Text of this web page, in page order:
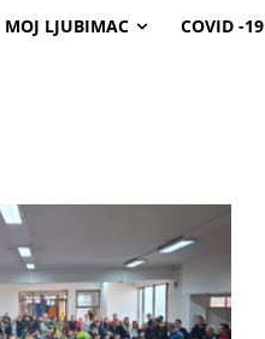
MOJ LJUBIMAC COVID -19